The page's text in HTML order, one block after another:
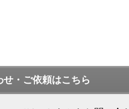
せ・ご依頼はこちら